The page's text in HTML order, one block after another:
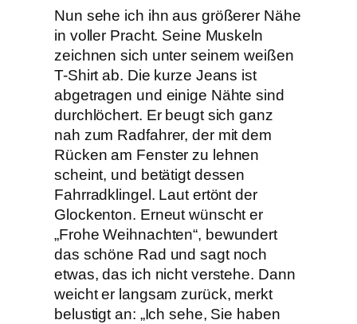
Nun sehe ich ihn aus größerer Nähe
in voller Pracht. Seine Muskeln
zeichnen sich unter seinem weißen
T-Shirt ab. Die kurze Jeans ist
abgetragen und einige Nähte sind
durchlöchert. Er beugt sich ganz
nah zum Radfahrer, der mit dem
Rücken am Fenster zu lehnen
scheint, und betätigt dessen
Fahrradklingel. Laut ertönt der
Glockenton. Erneut wünscht er
„Frohe Weihnachten“, bewundert
das schöne Rad und sagt noch
etwas, das ich nicht verstehe. Dann
weicht er langsam zurück, merkt
belustigt an: „Ich sehe, Sie haben